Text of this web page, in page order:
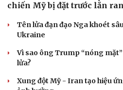
chiến Mỹ bị đặt trước lằn
Tên lửa đạn đạo Nga khoét
Ukraine
Vì sao ông Trump “nóng
lửa?
Xung đột Mỹ - Iran tạo hiệu